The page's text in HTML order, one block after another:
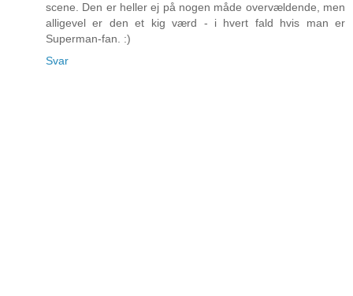
scene. Den er heller ej på nogen måde overvældende, men
alligevel er den et kig værd - i hvert fald hvis man er
Superman-fan. :)
Svar